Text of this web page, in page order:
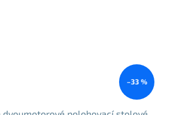
–33 %